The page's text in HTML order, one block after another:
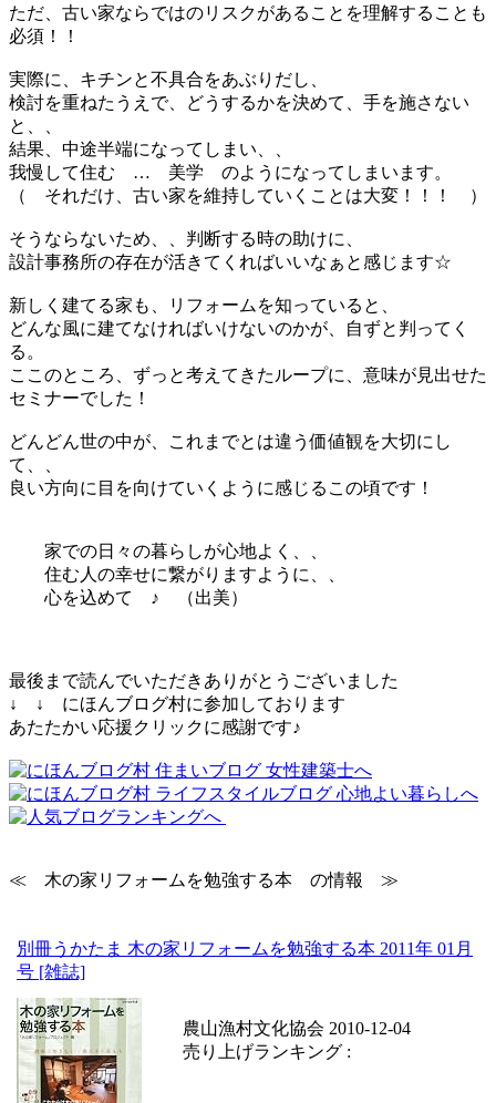
ただ、古い家ならではのリスクがあることを理解することも
必須！！
実際に、キチンと不具合をあぶりだし、
検討を重ねたうえで、どうするかを決めて、手を施さない
と、、
結果、中途半端になってしまい、、
我慢して住む … 美学 のようになってしまいます。
（ それだけ、古い家を維持していくことは大変！！！ ）
そうならないため、、判断する時の助けに、
設計事務所の存在が活きてくればいいなぁと感じます☆
新しく建てる家も、リフォームを知っていると、
どんな風に建てなければいけないのかが、自ずと判ってく
る。
ここのところ、ずっと考えてきたループに、意味が見出せた
セミナーでした！
どんどん世の中が、これまでとは違う価値観を大切にし
て、、
良い方向に目を向けていくように感じるこの頃です！
家での日々の暮らしが心地よく、、
住む人の幸せに繋がりますように、、
心を込めて ♪ （出美）
最後まで読んでいただきありがとうございました
↓ ↓ にほんブログ村に参加しております
あたたかい応援クリックに感謝です♪
≪ 木の家リフォームを勉強する本 の情報 ≫
別冊うかたま 木の家リフォームを勉強する本 2011年 01月
号 [雑誌]
農山漁村文化協会 2010-12-04
売り上げランキング :